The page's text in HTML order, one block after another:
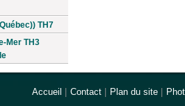
TH7
Mer TH3
Accueil Contact Plan du site